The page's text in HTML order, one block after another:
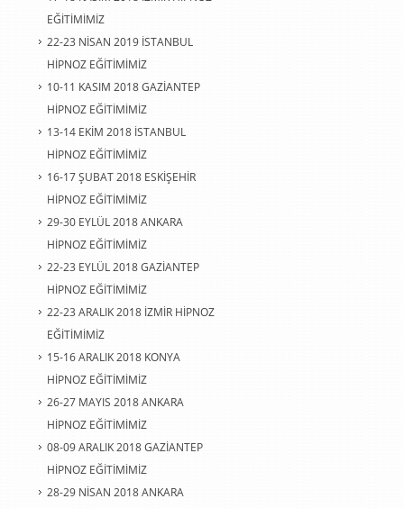
EĞİTİMİMİZ
22-23 NİSAN 2019 İSTANBUL
HİPNOZ EĞİTİMİMİZ
10-11 KASIM 2018 GAZİANTEP
HİPNOZ EĞİTİMİMİZ
13-14 EKİM 2018 İSTANBUL
HİPNOZ EĞİTİMİMİZ
16-17 ŞUBAT 2018 ESKİŞEHİR
HİPNOZ EĞİTİMİMİZ
29-30 EYLÜL 2018 ANKARA
HİPNOZ EĞİTİMİMİZ
22-23 EYLÜL 2018 GAZİANTEP
HİPNOZ EĞİTİMİMİZ
22-23 ARALIK 2018 İZMİR HİPNOZ
EĞİTİMİMİZ
15-16 ARALIK 2018 KONYA
HİPNOZ EĞİTİMİMİZ
26-27 MAYIS 2018 ANKARA
HİPNOZ EĞİTİMİMİZ
08-09 ARALIK 2018 GAZİANTEP
HİPNOZ EĞİTİMİMİZ
28-29 NİSAN 2018 ANKARA